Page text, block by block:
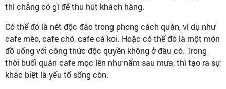
thì chẳng có gì để thu hút khách hàng.
Có thể đó là nét độc đáo trong phong cách quán, ví dụ như
cafe mèo, cafe chó, cafe cá koi. Hoặc có thể đó là một món
đồ uống với công thức độc quyền không ở đâu có. Trong
thời buổi quán cafe mọc lên như nấm sau mưa, thì tạo ra sự
khác biệt là yếu tố sống còn.